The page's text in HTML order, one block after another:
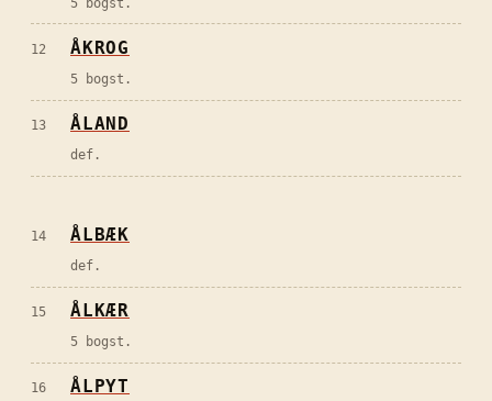
5 bogst.
12 ÅKROG
5 bogst.
13 ÅLAND
def.
14 ÅLBÆK
def.
15 ÅLKÆR
5 bogst.
16 ÅLPYT